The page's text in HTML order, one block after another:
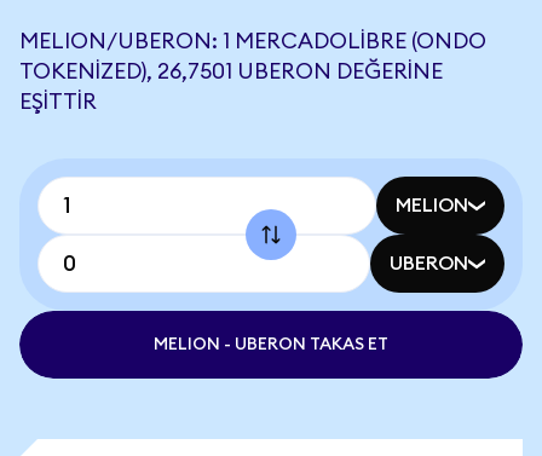
MELION/UBERON: 1 MERCADOLIBRE (ONDO
TOKENIZED), 26,7501 UBERON DEĞERINE
EŞITTIR
MELION
UBERON
MELION - UBERON TAKAS ET